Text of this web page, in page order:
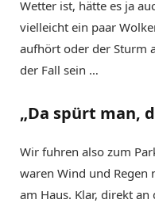
Wetter ist, hätte es ja
vielleicht ein paar
aufhört oder der Sturm
der Fall sein …
„Da spürt man,
Wir fuhren also zum
waren Wind und Regen
am Haus. Klar, direkt